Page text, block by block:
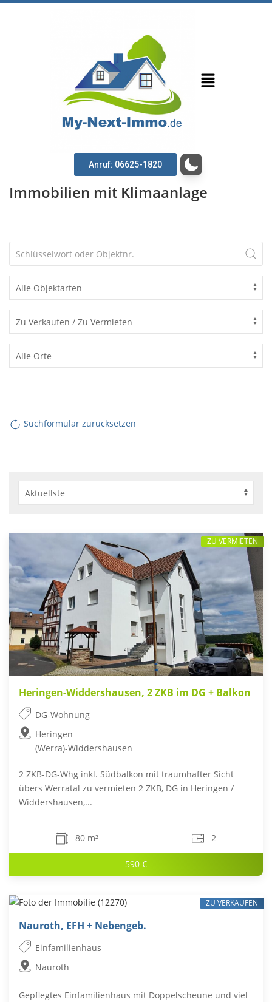
Anruf: 06625-1820
Immobilien mit Klimaanlage
Suchformular zurücksetzen
Heringen-Widdershausen, 2 ZKB im DG + Balkon
DG-Wohnung
Heringen
(Werra)-Widdershausen
2 ZKB-DG-Whg inkl. Südbalkon mit traumhafter Sicht
übers Werratal zu vermieten 2 ZKB, DG in Heringen /
Widdershausen,...
80 m² 2
590 €
ZU VERMIETEN
Nauroth, EFH + Nebengeb.
Einfamilienhaus
Nauroth
Gepflegtes Einfamilienhaus mit Doppelscheune und viel
ZU VERKAUFEN